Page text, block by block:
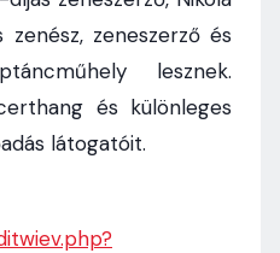
zenész, zeneszerző és
lesznek.
és különleges
látogatóit.